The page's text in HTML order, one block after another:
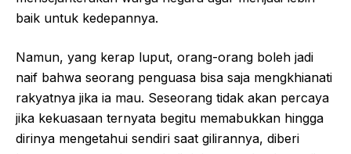
baik untuk kedepannya.
Namun, yang kerap luput, orang-orang boleh jadi
naif bahwa seorang penguasa bisa saja mengkhianati
rakyatnya jika ia mau. Seseorang tidak akan percaya
jika kekuasaan ternyata begitu memabukkan hingga
dirinya mengetahui sendiri saat gilirannya, diberi